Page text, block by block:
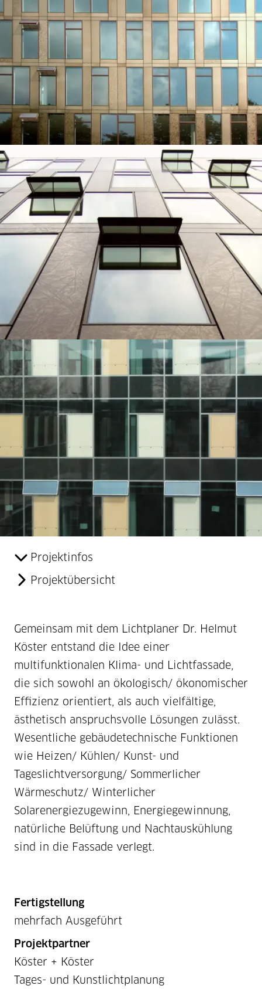
Projektinfos
Projektübersicht
Gemeinsam mit dem Lichtplaner Dr. Helmut
Köster entstand die Idee einer
multifunktionalen Klima- und Lichtfassade,
die sich sowohl an ökologisch/ ökonomischer
Effizienz orientiert, als auch vielfältige,
ästhetisch anspruchsvolle Lösungen zulässt.
Wesentliche gebäudetechnische Funktionen
wie Heizen/ Kühlen/ Kunst- und
Tageslichtversorgung/ Sommerlicher
Wärmeschutz/ Winterlicher
Solarenergiezugewinn, Energiegewinnung,
natürliche Belüftung und Nachtauskühlung
sind in die Fassade verlegt.
Fertigstellung
mehrfach Ausgeführt
Projektpartner
Köster + Köster
Tages- und Kunstlichtplanung